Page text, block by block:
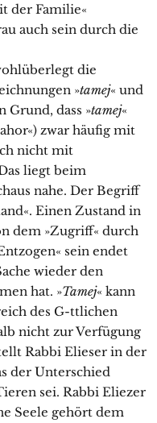
der Familie«
auch sein durch die
die
»tamej« und
Grund, dass »tamej«
zwar häufig mit
nicht mit
liegt beim
nahe. Der Begriff
Einen Zustand in
dem »Zugriff« durch
sein endet
wieder den
hat. »Tamej« kann
des G-ttlichen
nicht zur Verfügung
Rabbi Elieser in der
der Unterschied
sei. Rabbi Eliezer
Seele gehört dem